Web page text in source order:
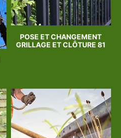
POSE ET CHANGEMENT
GRILLAGE ET CLÔTURE 81